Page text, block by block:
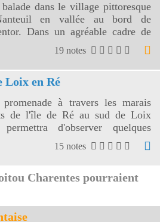
dans le village pittoresque
en vallée au bord de
Dans un agréable cadre de
vous découvrirez les rues
et les vieilles maisons du
pittoresque de Nanteuil.
19 notes
Loix en Ré
promenade à travers les marais
de l'île de Ré au sud de Loix
d'observer quelques
et surtout de voir de jolis
vers la mer ou les marais.
15 notes
Charentes pourraient